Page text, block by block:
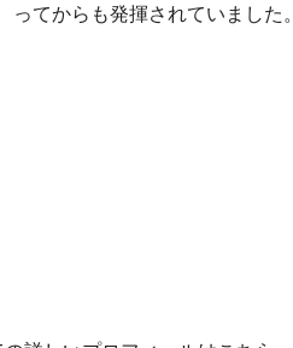
ってからも発揮されていました。